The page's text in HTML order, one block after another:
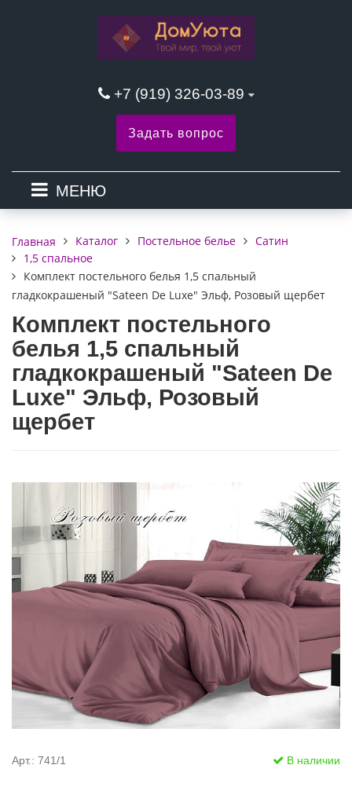
+7 (919) 326-03-89
Задать вопрос
МЕНЮ
Главная Каталог Постельное белье
Сатин
1,5 спальное
Комплект постельного белья 1,5 спальный
гладкокрашеный "Sateen De Luxe" Эльф, Розовый щербет
Комплект постельного
белья 1,5 спальный
гладкокрашеный "Sateen De
Luxe" Эльф, Розовый
щербет
Арт.: 741/1 В наличии